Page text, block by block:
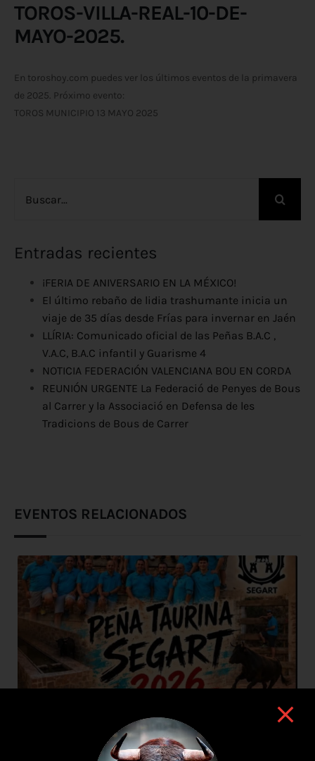
TOROS-VILLA-REAL-10-DE-
MAYO-2025.
En toroshoy.com puedes ver los últimos eventos de la primavera
de 2025. Próximo evento:
TOROS MUNICIPIO 13 MAYO 2025
Entradas recientes
¡FERIA DE ANIVERSARIO EN LA MÉXICO!
El último rebaño de lidia trashumante inicia un
viaje de 35 días desde Frías para invernar en Jaén
LLÍRIA: Comunicado oficial de las Peñas B.A.C ,
V.A.C, B.A.C infantil y Guarisme 4
NOTICIA FEDERACIÓN VALENCIANA BOU EN CORDA
REUNIÓN URGENTE La Federació de Penyes de Bous
al Carrer y la Associació en Defensa de les
Tradicions de Bous de Carrer
EVENTOS RELACIONADOS